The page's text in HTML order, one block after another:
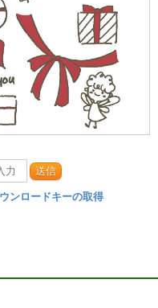
送信
ンロードキーの取得